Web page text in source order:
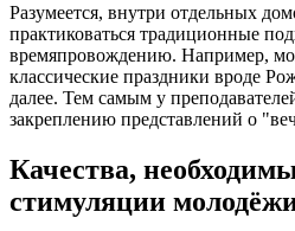
Разумеется, внутри отдельных
практиковаться традиционные
времяпровождению. Например,
классические праздники вроде
далее. Тем самым у
закреплению представлений о
Качества,
стимуляции